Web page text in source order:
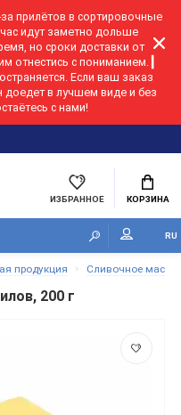
прилётов в сортировочные
идут заметно дольше
но сроки доставки от
отнестись с пониманием. ▎
Если ваш заказ
доедет в лучшем виде и без
с нами!
ИЗБРАННОЕ КОРЗИНА
RU
продукция Сливочное масло
200 г